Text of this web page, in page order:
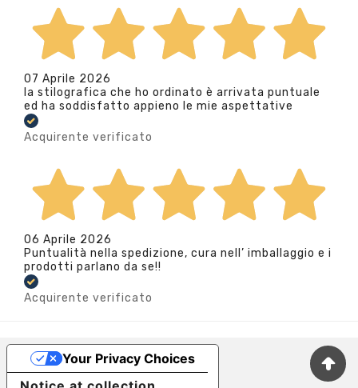
07 Aprile 2026
la stilografica che ho ordinato è arrivata puntuale
ed ha soddisfatto appieno le mie aspettative
Acquirente verificato
06 Aprile 2026
Puntualità nella spedizione, cura nell’ imballaggio e i
prodotti parlano da se!!
Acquirente verificato
Your Privacy Choices